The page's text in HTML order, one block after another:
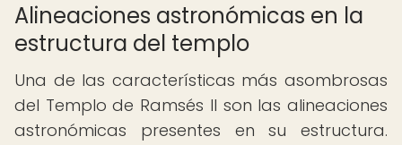
Alineaciones astronómicas en la
estructura del templo
Una de las características más asombrosas
del Templo de Ramsés II son las alineaciones
astronómicas presentes en su estructura.